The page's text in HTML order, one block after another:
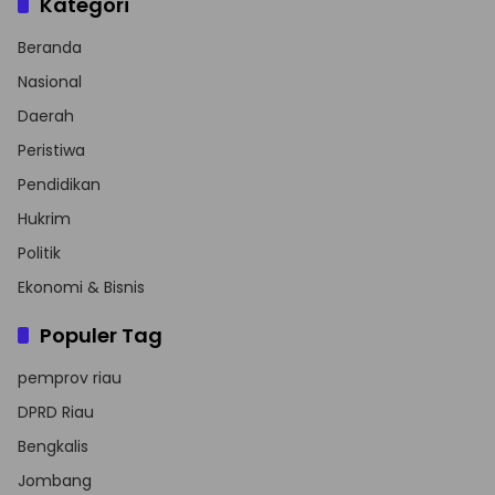
Beranda
Nasional
Daerah
Peristiwa
Pendidikan
Hukrim
Politik
Ekonomi & Bisnis
Populer Tag
pemprov riau
DPRD Riau
Bengkalis
Jombang